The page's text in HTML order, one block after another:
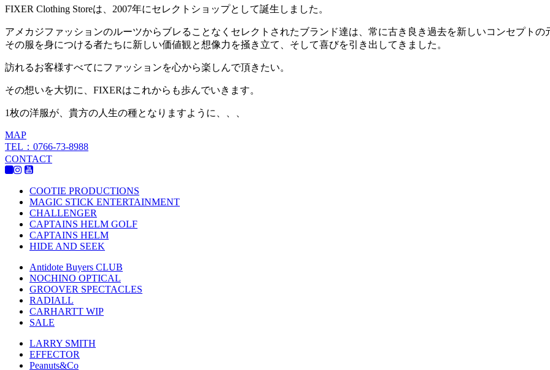
FIXER Clothing Storeは、2007年にセレクトショップとして誕生しました。
アメカジファッションのルーツからブレることなくセレクトされたブランド達は、常に古き良き過去を新しいコンセプトの
その服を身につける者たちに新しい価値観と想像力を掻き立て、そして喜びを引き出してきました。
訪れるお客様すべてにファッションを心から楽しんで頂きたい。
その想いを大切に、FIXERはこれからも歩んでいきます。
1枚の洋服が、貴方の人生の種となりますように、、、
MAP
TEL：0766-73-8988
CONTACT
COOTIE PRODUCTIONS
MAGIC STICK ENTERTAINMENT
CHALLENGER
CAPTAINS HELM GOLF
CAPTAINS HELM
HIDE AND SEEK
Antidote Buyers CLUB
NOCHINO OPTICAL
GROOVER SPECTACLES
RADIALL
CARHARTT WIP
SALE
LARRY SMITH
EFFECTOR
Peanuts&Co